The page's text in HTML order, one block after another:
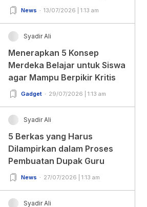
(Update Terbaru 2022)
News 13/07/2026 | 1:13 am
Syadir Ali
Menerapkan 5 Konsep
Merdeka Belajar untuk Siswa
agar Mampu Berpikir Kritis
Gadget 29/07/2026 | 1:13 am
Syadir Ali
5 Berkas yang Harus
Dilampirkan dalam Proses
Pembuatan Dupak Guru
News 27/07/2026 | 1:13 am
Syadir Ali